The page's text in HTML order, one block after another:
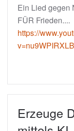
Ein Lied gegen
FÜR Frieden....
https://
Erzeuge